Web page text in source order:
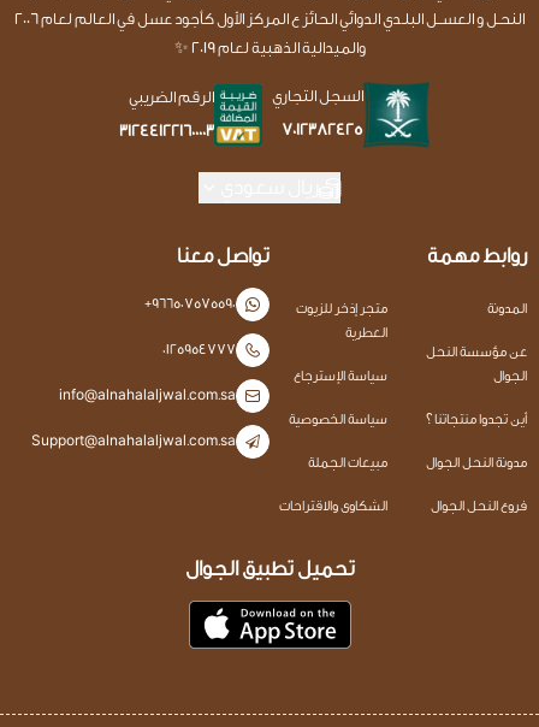
النحـل و العســل البلـدي الدوائي الحائز ع المركز الأول كأجود عسل في العالم لعام 2006
والميدالية الذهبية لعام 2019 ✨
السجل التجاري
7012382425
الرقم الضريبي
312441221600003
روابط مهمة
المدونة
عن مؤسسة النحل
الجوال
أين تجدوا منتجاتنا ؟
مدونة النحل الجوال
فروع النحل الجوال
متجر إذخر للزيوت
العطرية
سياسة الإسترجاع
سياسة الخصوصية
مبيعات الجملة
الشكاوى والاقتراحات
تواصل معنا
+966507575590
0125954777
info@alnahalaljwal.com.sa
Support@alnahalaljwal.com.sa
تحميل تطبيق الجوال